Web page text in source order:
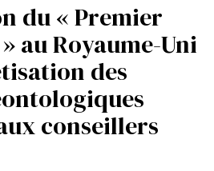
du « Premier
au Royaume-Uni
des
conseillers